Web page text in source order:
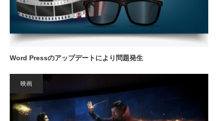
Word Pressのアップデートにより問題発生
映画